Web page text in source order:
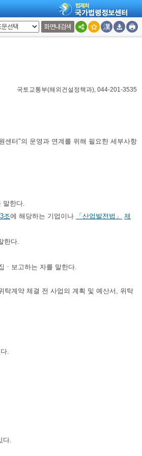
화면내검색
국토교통부(해외건설정책과), 044-201-3535
센터"의 운영과 연계를 위해 필요한 세부사항
말한다.
조에 해당하는 기업이나 「산업발전법」
제
한다.
ㆍ보고하는 자를 말한다.
탁계약 체결 전 사업의 계획 및 예산서, 위탁
.
다.